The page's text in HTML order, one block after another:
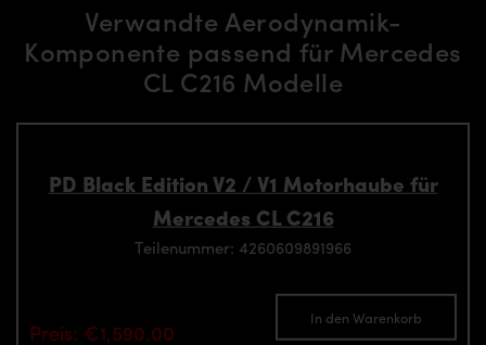
Verwandte Aerodynamik-
Komponente passend für Mercedes
CL C216 Modelle
PD Black Edition V2 / V1 Motorhaube für
Mercedes CL C216
Teilenummer: 4260609891966
Preis: €1,590.00
In den Warenkorb